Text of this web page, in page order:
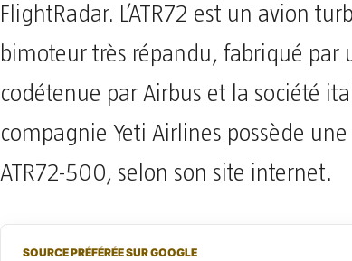
FlightRadar. L’ATR72 est un avion
bimoteur très répandu, fabriqué par
codétenue par Airbus et la société
compagnie Yeti Airlines possède
ATR72-500, selon son site internet.
SOURCE PRÉFÉRÉE SUR GOOGLE